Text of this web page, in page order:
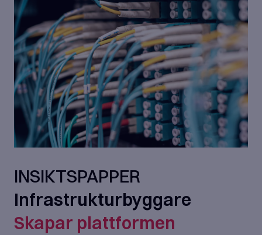
INSIKTSPAPPER
Infrastrukturbyggare
Skapar plattformen